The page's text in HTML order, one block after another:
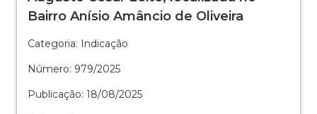
Bairro Anísio Amâncio de Oliveira
Categoria: Indicação
Número: 979/2025
Publicação: 18/08/2025